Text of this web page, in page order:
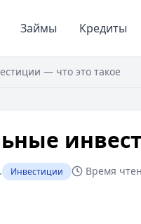
Займы Кредиты
— что это такое
Инвестиции Время